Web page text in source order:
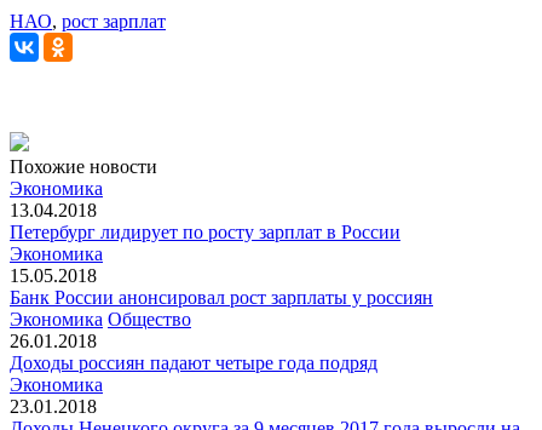
НАО, рост зарплат
Похожие новости
Экономика
13.04.2018
Петербург лидирует по росту зарплат в России
Экономика
15.05.2018
Банк России анонсировал рост зарплаты у россиян
Экономика Общество
26.01.2018
Доходы россиян падают четыре года подряд
Экономика
23.01.2018